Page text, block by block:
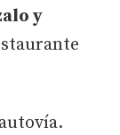
y